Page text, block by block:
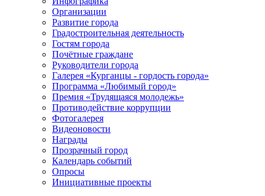
Организации
Развитие города
Градостроительная деятельность
Гостям города
Почётные граждане
Руководители города
Галерея «Курганцы - гордость города»
Программа «Любимый город»
Премия «Трудящаяся молодежь»
Противодействие коррупции
Фотогалерея
Видеоновости
Награды
Прозрачный город
Календарь событий
Опросы
Инициативные проекты